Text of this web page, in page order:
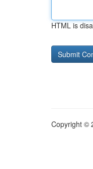
HTML is
Copyright ©